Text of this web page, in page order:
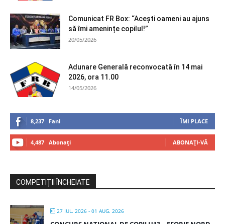
Comunicat FR Box: “Acești oameni au ajuns
să îmi amenințe copilul!”
20/05/2026
Adunare Generală reconvocată în 14 mai
2026, ora 11.00
14/05/2026
8,237 Fani ÎMI PLACE
4,487 Abonați ABONAȚI-VĂ
COMPETIȚII ÎNCHEIATE
27 IUL. 2026 - 01 AUG. 2026